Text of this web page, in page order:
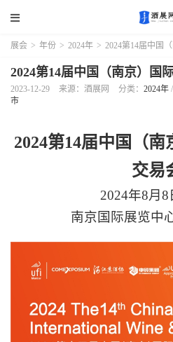
展会 > 年份 > 2024年 > 2024第14届中国
2024第14届中国（南京）国
2023-12-29 来源：酒展网 分类： 2024年 /
市
2024第14届中国（
交易
2024年8月8
南京国际展览中